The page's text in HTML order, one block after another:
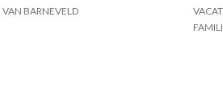
VAN BARNEVELD